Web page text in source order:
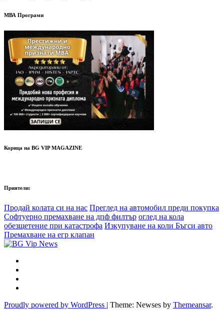
МВА Програми
Корица на BG VIP MAGAZINE
Приятели:
Продай колата си на нас Преглед на автомобил преди покупка
Софтуерно премахване на дпф филтър оглед на кола
обезщетение при катастрофа Изкупуване на коли Бъгси авто
Премахване на егр клапан
Proudly powered by WordPress | Theme: Newses by Themeansar.